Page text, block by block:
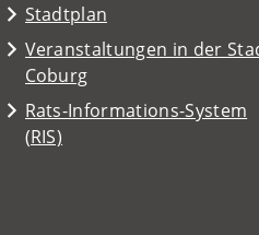
Stadtplan
(Öffnet
in
einem
Tab)
Veranstaltungen in der
Coburg
(Öffnet
in
einem
neuen
Rats-Informations-System
(RIS)
(Öffnet